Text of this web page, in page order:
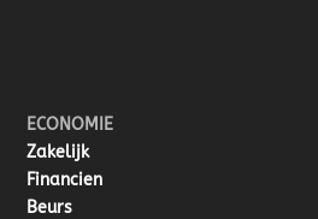
ECONOMIE
Zakelijk
Financien
Beurs